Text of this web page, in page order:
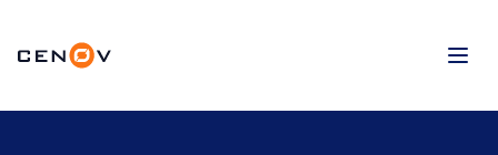
contenu
CENOV